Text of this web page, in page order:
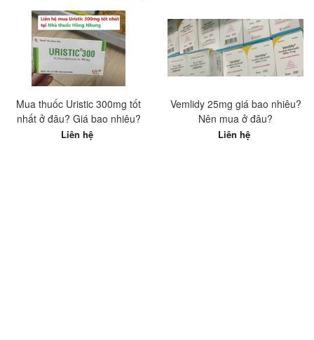
Mua thuốc Uristic 300mg tốt
nhất ở đâu? Giá bao nhiêu?
Liên hệ
Vemlidy 25mg giá bao nhiêu?
Nên mua ở đâu?
Liên hệ